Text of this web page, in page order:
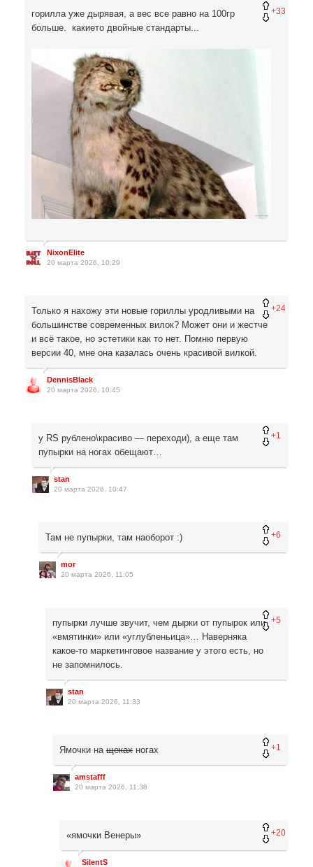
+33
горилла уже дырявая, а вес все равно на 100гр
больше. какието двойные стандарты...
NixonElite
20 марта 2026, 10:29
+24
Только я нахожу эти новые гориллы уродливыми на
большинстве современных вилок? Может они и жестче
и всё такое, но эстетики как то нет. Помню первую
версии 40, мне она казалась очень красивой вилкой.
DennisBlack
20 марта 2026, 10:45
+1
у RS рублено\красиво — переходи), а еще там
пупырки на ногах обещают…
stan
20 марта 2026, 10:47
+6
Там не пупырки, там наоборот :)
mor
20 марта 2026, 11:05
+5
пупырки лучше звучит, чем дырки от пупырок или
«вмятинки» или «углубленьица»… Наверняка
какое-то маркетинговое название у этого есть, но
не запомнилось.
stan
20 марта 2026, 11:33
+1
Ямочки на щеках ногах
amstafff
20 марта 2026, 11:38
+20
«ямочки Венеры»
SilentS